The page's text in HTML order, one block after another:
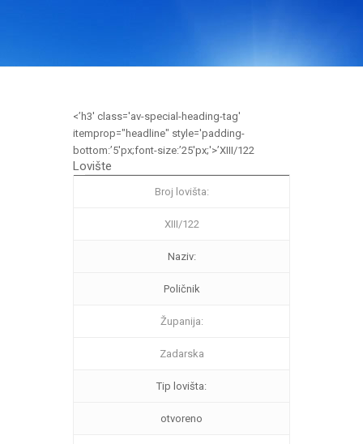
<’h3′ class='av-special-heading-tag'
itemprop="headline" style='padding-
bottom:’5′px;font-size:’25′px;'>’XIII/122
Lovište
Broj lovišta:
XIII/122
Naziv:
Poličnik
Županija:
Zadarska
Tip lovišta:
otvoreno